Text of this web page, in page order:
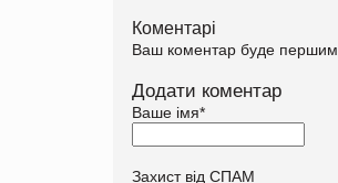
Коментарі
Ваш коментар буде першим.
Додати коментар
Ваше імя*
Захист від СПАМ